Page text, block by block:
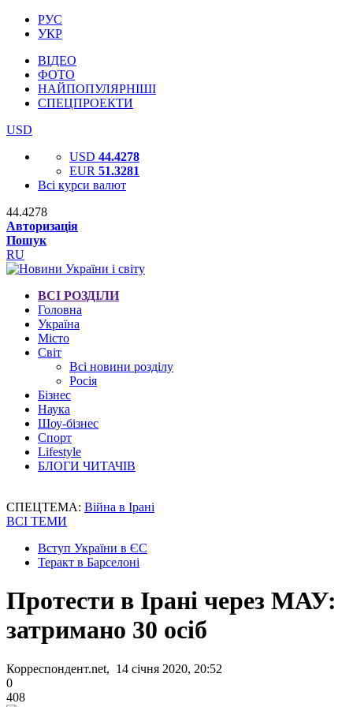
РУС
УКР
ВІДЕО
ФОТО
НАЙПОПУЛЯРНІШІ
СПЕЦПРОЕКТИ
USD
USD 44.4278
EUR 51.3281
Всі курси валют
44.4278
Авторизація
Пошук
RU
ВСІ РОЗДІЛИ
Головна
Україна
Місто
Світ
Всі новини розділу
Росія
Бізнес
Наука
Шоу-бізнес
Спорт
Lifestyle
БЛОГИ ЧИТАЧІВ
СПЕЦТЕМА: Війна в Ірані
ВСІ ТЕМИ
Вступ України в ЄС
Теракт в Барселоні
Протести в Ірані через МАУ:
затримано 30 осіб
Корреспондент.net, 14 січня 2020, 20:52
0
408